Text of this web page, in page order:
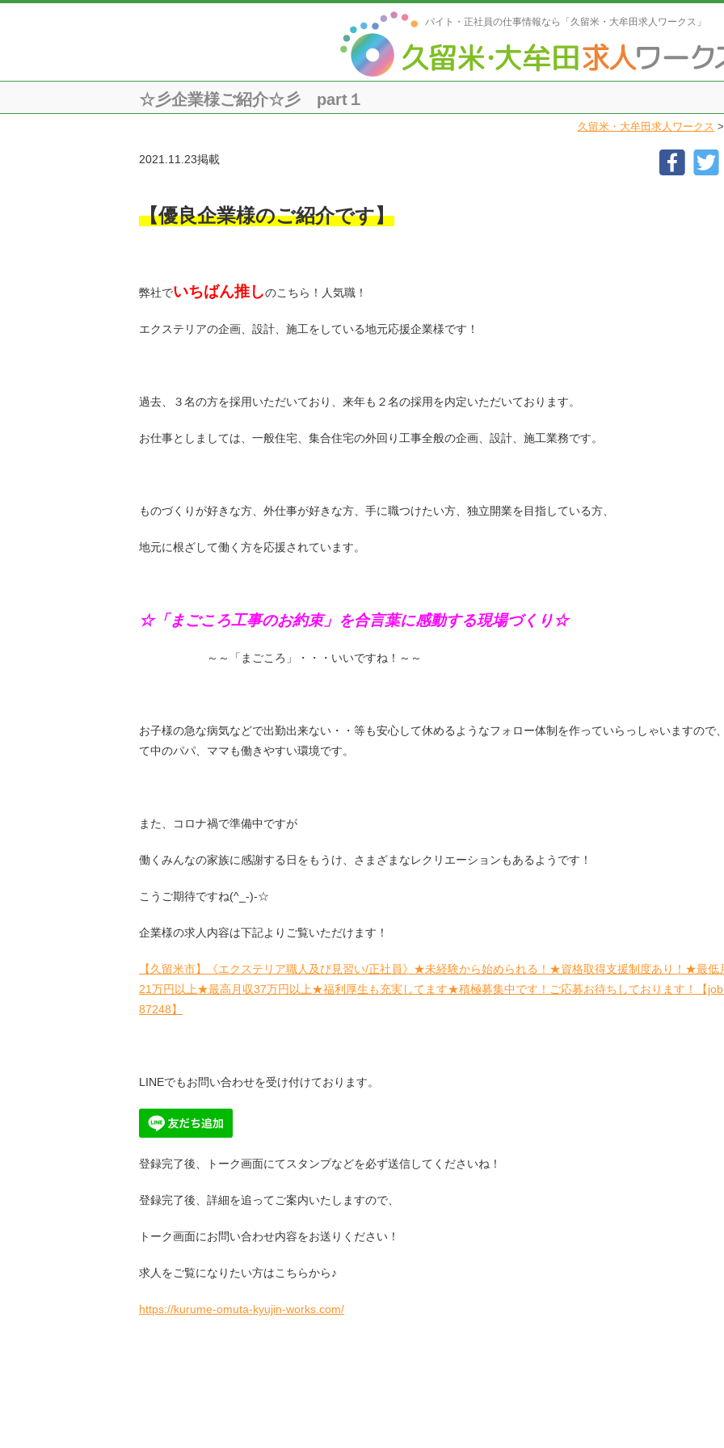
バイト・正社員の仕事情報なら「久留米・大牟田求人ワークス」
☆彡企業様ご紹介☆彡 part１
久留米・大牟田求人ワークス >
2021.11.23掲載
【優良企業様のご紹介です】
弊社でいちばん推しのこちら！人気職！
エクステリアの企画、設計、施工をしている地元応援企業様です！
過去、３名の方を採用いただいており、来年も２名の採用を内定いただいております。
お仕事としましては、一般住宅、集合住宅の外回り工事全般の企画、設計、施工業務です。
ものづくりが好きな方、外仕事が好きな方、手に職つけたい方、独立開業を目指している方、
地元に根ざして働く方を応援されています。
☆「まごころ工事のお約束」を合言葉に感動する現場づくり☆
～～「まごころ」・・・いいですね！～～
お子様の急な病気などで出勤出来ない・・等も安心して休めるようなフォロー体制を作っていらっしゃいますので
て中のパパ、ママも働きやすい環境です。
また、コロナ禍で準備中ですが
働くみんなの家族に感謝する日をもうけ、さまざまなレクリエーションもあるようです！
こうご期待ですね(^_-)-☆
企業様の求人内容は下記よりご覧いただけます！
【久留米市】《エクステリア職人及び見習い/正社員》★未経験から始められる！★資格取得支援制度あり！★最低
21万円以上★最高月収37万円以上★福利厚生も充実してます★積極募集中です！ご応募お待ちしております！【
87248】
LINEでもお問い合わせを受け付けております。
登録完了後、トーク画面にてスタンプなどを必ず送信してくださいね！
登録完了後、詳細を追ってご案内いたしますので、
トーク画面にお問い合わせ内容をお送りください！
求人をご覧になりたい方はこちらから♪
https://kurume-omuta-kyujin-works.com/